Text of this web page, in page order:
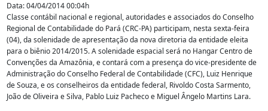
Data: 04/04/2014 00:04h
Classe contábil nacional e regional, autoridades e associados do Conselho
Regional de Contabilidade do Pará (CRC-PA) participam, nesta sexta-feira
(04), da solenidade de apresentação da nova diretoria da entidade eleita
para o biênio 2014/2015. A solenidade espacial será no Hangar Centro de
Convenções da Amazônia, e contará com a presença do vice-presidente de
Administração do Conselho Federal de Contabilidade (CFC), Luiz Henrique
de Souza, e os conselheiros da entidade federal, Rivoldo Costa Sarmento,
João de Oliveira e Silva, Pablo Luiz Pacheco e Miguel Ângelo Martins Lara.